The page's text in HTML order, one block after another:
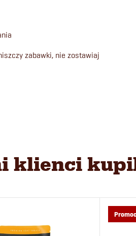
zabawki, nie zostawiaj
klienci